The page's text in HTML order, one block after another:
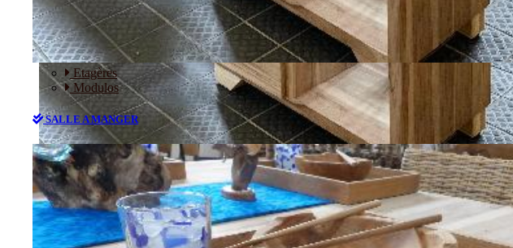
Etagères
Modulos
SALLE A MANGER
Etagères
Modulos
SALLE A MANGER